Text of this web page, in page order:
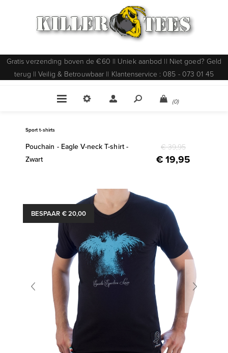
Gratis verzending boven de €60 || Uniek aanbod || Niet goed? Geld
terug || Veilig & Betrouwbaar || Klantenservice : 085 - 073 01 45
(0)
Sport t-shirts
Pouchain - Eagle V-neck T-shirt -
Zwart
€ 39,95
€ 19,95
BESPAAR € 20,00